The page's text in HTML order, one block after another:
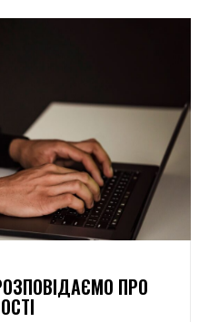
ПРО